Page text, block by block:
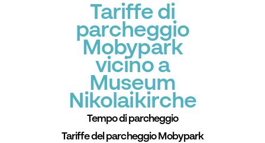
Tariffe di
parcheggio
Mobypark
vicino a
Museum
Nikolaikirche
Tempo di parcheggio
Tariffe del parcheggio Mobypark